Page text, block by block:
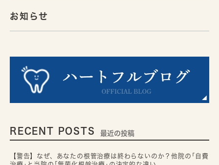
お知らせ
RECENT POSTS 最近の投稿
【警告】なぜ、あなたの根管治療は終わらないのか？他院の｢自費